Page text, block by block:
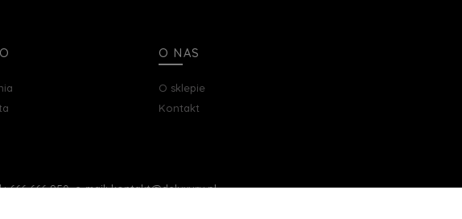
O NAS
O sklepie
Kontakt
666 666 950, e-mail: kontakt@deluxury.pl